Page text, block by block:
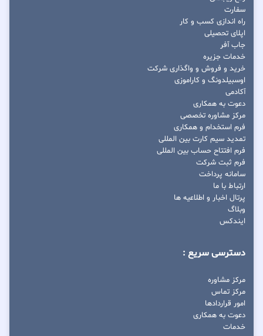
سفارت
راه اندازی کسب و کار
اپلای تحصیلی
جاب آفر
خدمات جزیره
خرید و فروش و واگذاری شرکت
اوسبیلدونگ و کاراموزی
آکادمی
دعوت به همکاری
مرکز مشاوره تخصصی
فرم استخدام و همکاری
تمدید سیم کارت بین المللی
فرم افتتاح حساب بین المللی
فرم ثبت شرکت
سامانه پرداخت
ارتباط با ما
پرتال اخبار و اطلاعیه ها
وبلاگ
ایندکس
دسترسی سریع :
مرکز مشاوره
مرکز تماس
امور قراردادها
دعوت به همکاری
خدمات